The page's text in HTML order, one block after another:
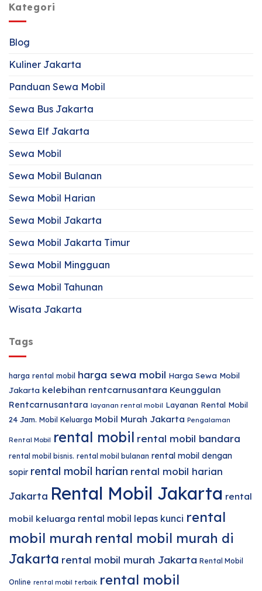
Kategori
Blog
Kuliner Jakarta
Panduan Sewa Mobil
Sewa Bus Jakarta
Sewa Elf Jakarta
Sewa Mobil
Sewa Mobil Bulanan
Sewa Mobil Harian
Sewa Mobil Jakarta
Sewa Mobil Jakarta Timur
Sewa Mobil Mingguan
Sewa Mobil Tahunan
Wisata Jakarta
Tags
harga rental mobil harga sewa mobil Harga Sewa Mobil
Jakarta kelebihan rentcarnusantara Keunggulan
Rentcarnusantara layanan rental mobil Layanan Rental Mobil
24 Jam. Mobil Keluarga Mobil Murah Jakarta Pengalaman
Rental Mobil rental mobil rental mobil bandara
rental mobil bisnis. rental mobil bulanan rental mobil dengan
sopir rental mobil harian rental mobil harian
Jakarta Rental Mobil Jakarta rental
mobil keluarga rental mobil lepas kunci rental
mobil murah rental mobil murah di
Jakarta rental mobil murah Jakarta Rental Mobil
Online rental mobil terbaik rental mobil